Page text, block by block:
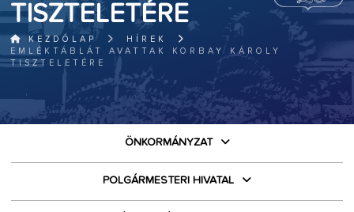
TISZTELETÉRE
KEZDŐLAP
HÍREK
EMLÉKTÁBLÁT AVATTAK KORBAY KÁROLY
TISZTELETÉRE
ÖNKORMÁNYZAT
POLGÁRMESTERI HIVATAL